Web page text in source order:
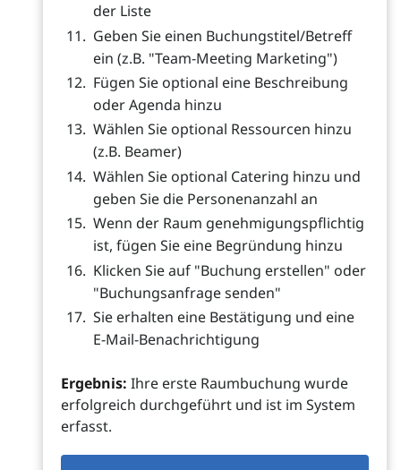
der Liste
Geben Sie einen Buchungstitel/Betreff
ein (z.B. "Team-Meeting Marketing")
Fügen Sie optional eine Beschreibung
oder Agenda hinzu
Wählen Sie optional Ressourcen hinzu
(z.B. Beamer)
Wählen Sie optional Catering hinzu und
geben Sie die Personenanzahl an
Wenn der Raum genehmigungspflichtig
ist, fügen Sie eine Begründung hinzu
Klicken Sie auf "Buchung erstellen" oder
"Buchungsanfrage senden"
Sie erhalten eine Bestätigung und eine
E-Mail-Benachrichtigung
Ergebnis: Ihre erste Raumbuchung wurde
erfolgreich durchgeführt und ist im System
erfasst.